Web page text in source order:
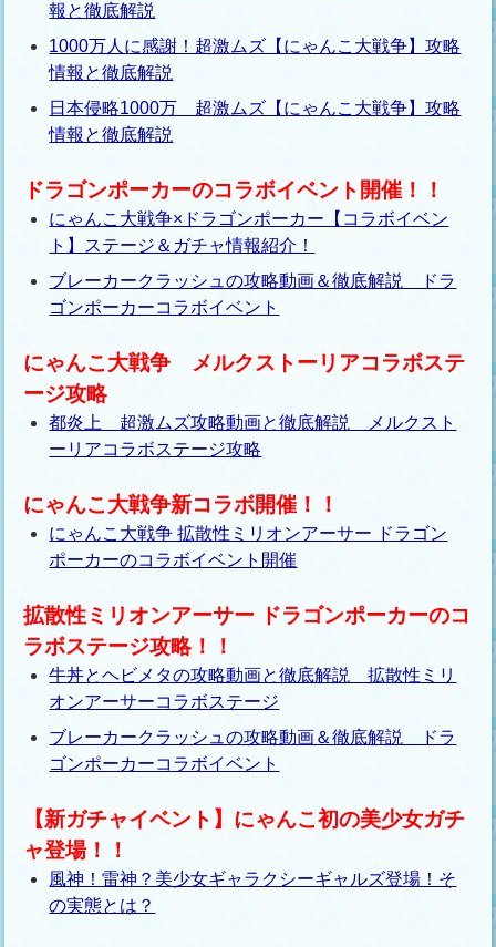
報と徹底解説
1000万人に感謝！超激ムズ【にゃんこ大戦争】攻略
情報と徹底解説
日本侵略1000万 超激ムズ【にゃんこ大戦争】攻略
情報と徹底解説
ドラゴンポーカーのコラボイベント開催！！
にゃんこ大戦争×ドラゴンポーカー【コラボイベン
ト】ステージ＆ガチャ情報紹介！
ブレーカークラッシュの攻略動画＆徹底解説 ドラ
ゴンポーカーコラボイベント
にゃんこ大戦争 メルクストーリアコラボステ
ージ攻略
都炎上 超激ムズ攻略動画と徹底解説 メルクスト
ーリアコラボステージ攻略
にゃんこ大戦争新コラボ開催！！
にゃんこ大戦争 拡散性ミリオンアーサー ドラゴン
ポーカーのコラボイベント開催
拡散性ミリオンアーサー ドラゴンポーカーのコ
ラボステージ攻略！！
牛丼とヘビメタの攻略動画と徹底解説 拡散性ミリ
オンアーサーコラボステージ
ブレーカークラッシュの攻略動画＆徹底解説 ドラ
ゴンポーカーコラボイベント
【新ガチャイベント】にゃんこ初の美少女ガチ
ャ登場！！
風神！雷神？美少女ギャラクシーギャルズ登場！そ
の実態とは？